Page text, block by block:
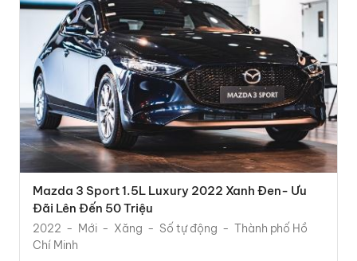
Mazda 3 Sport 1.5L Luxury 2022 Xanh Đen- Ưu
Đãi Lên Đến 50 Triệu
2022 Mới Xăng Số tự động
Thành phố Hồ
Chí Minh